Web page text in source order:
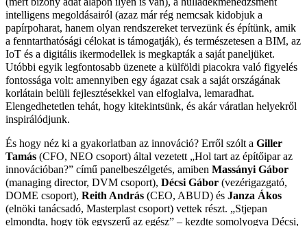
intelligens megoldásairól (azaz már rég nemcsak kidobjuk a
papírpoharat, hanem olyan rendszereket tervezünk és építünk, amik
a fenntarthatósági célokat is támogatják), és természetesen a BIM, az
IoT és a digitális ikermodellek is megkapták a saját paneljüket.
Utóbbi egyik legfontosabb üzenete a külföldi piacokra való figyelés
fontossága volt: amennyiben egy ágazat csak a saját országának
korlátain belüli fejlesztésekkel van elfoglalva, lemaradhat.
Elengedhetetlen tehát, hogy kitekintsünk, és akár váratlan helyekről
inspirálódjunk.
És hogy néz ki a gyakorlatban az innováció? Erről szólt a Giller
Tamás (CFO, NEO csoport) által vezetett „Hol tart az építőipar az
innovációban?” című panelbeszélgetés, amiben Massányi Gábor
(managing director, DVM csoport), Décsi Gábor (vezérigazgató,
DOME csoport), Reith András (CEO, ABUD) és Janza Ákos
(elnöki tanácsadó, Masterplast csoport) vettek részt. „Stjepan
elmondta, hogy tök egyszerű az egész” – kezdte somolyogva Décsi,